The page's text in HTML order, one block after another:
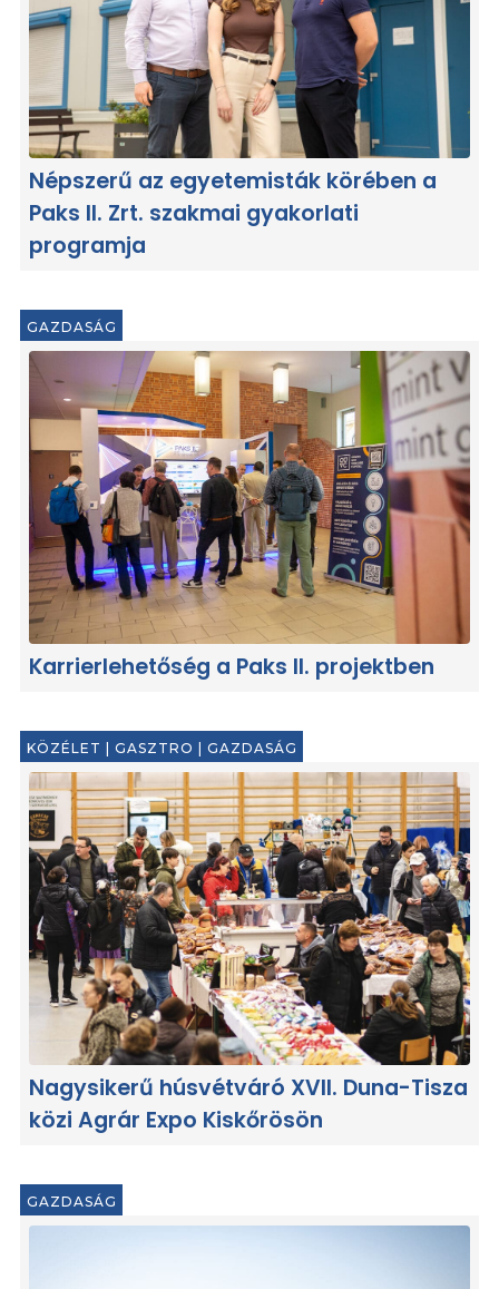
Népszerű az egyetemisták körében a
Paks II. Zrt. szakmai gyakorlati
programja
GAZDASÁG
Karrierlehetőség a Paks II. projektben
KÖZÉLET | GASZTRO | GAZDASÁG
Nagysikerű húsvétváró XVII. Duna-Tisza
közi Agrár Expo Kiskőrösön
GAZDASÁG